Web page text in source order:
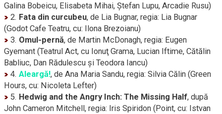
Galina Bobeicu, Elisabeta Mihai, Ştefan Lupu, Arcadie Rusu)
2. Fata din curcubeu, de Lia Bugnar, regia: Lia Bugnar
(Godot Cafe Teatru, cu: Ilona Brezoianu)
3. Omul-pernă, de Martin McDonagh, regia: Eugen
Gyemant (Teatrul Act, cu Ionuţ Grama, Lucian Iftime, Cătălin
Babliuc, Dan Rădulescu şi Teodora Iancu)
4. Aleargă!, de Ana Maria Sandu, regia: Silvia Călin (Green
Hours, cu: Nicoleta Lefter)
5. Hedwig and the Angry Inch: The Missing Half, după
John Cameron Mitchell, regia: Iris Spiridon (Point, cu: Istvan